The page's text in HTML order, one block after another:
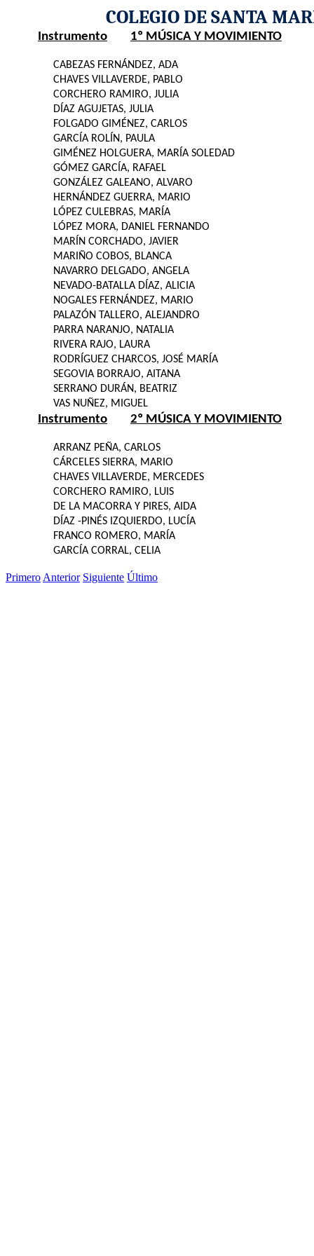
COLEGIO DE SANTA
Instrumento 1º MÚSICA Y MOVIMIENTO
CABEZAS FERNÁNDEZ, ADA
CHAVES VILLAVERDE, PABLO
CORCHERO RAMIRO, JULIA
DÍAZ AGUJETAS, JULIA
FOLGADO GIMÉNEZ, CARLOS
GARCÍA ROLÍN, PAULA
GIMÉNEZ HOLGUERA, MARÍA SOLEDAD
GÓMEZ GARCÍA, RAFAEL
GONZÁLEZ GALEANO, ALVARO
HERNÁNDEZ GUERRA, MARIO
LÓPEZ CULEBRAS, MARÍA
LÓPEZ MORA, DANIEL FERNANDO
MARÍN CORCHADO, JAVIER
MARIÑO COBOS, BLANCA
NAVARRO DELGADO, ANGELA
NEVADO-BATALLA DÍAZ, ALICIA
NOGALES FERNÁNDEZ, MARIO
PALAZÓN TALLERO, ALEJANDRO
PARRA NARANJO, NATALIA
RIVERA RAJO, LAURA
RODRÍGUEZ CHARCOS, JOSÉ MARÍA
SEGOVIA BORRAJO, AITANA
SERRANO DURÁN, BEATRIZ
VAS NUÑEZ, MIGUEL
Instrumento 2º MÚSICA Y MOVIMIENTO
ARRANZ PEÑA, CARLOS
CÁRCELES SIERRA, MARIO
CHAVES VILLAVERDE, MERCEDES
CORCHERO RAMIRO, LUIS
DE LA MACORRA Y PIRES, AIDA
DÍAZ -PINÉS IZQUIERDO, LUCÍA
FRANCO ROMERO, MARÍA
GARCÍA CORRAL, CELIA
Primero Anterior Siguiente Último